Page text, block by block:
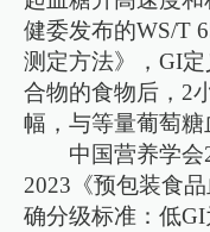
健委发布的WS/T
测定方法》，GI
合物的食物后，2
幅，与等量葡萄糖
中国营养学
2023《预包装食
确分级标准：低GI